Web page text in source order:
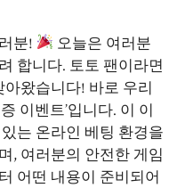
분!
오늘은 여러분
합니다. 토토 팬이라면
왔습니다! 바로 우리
이벤트’입니다. 이 이
는 온라인 베팅 환경을
, 여러분의 안전한 게임
어떤 내용이 준비되어